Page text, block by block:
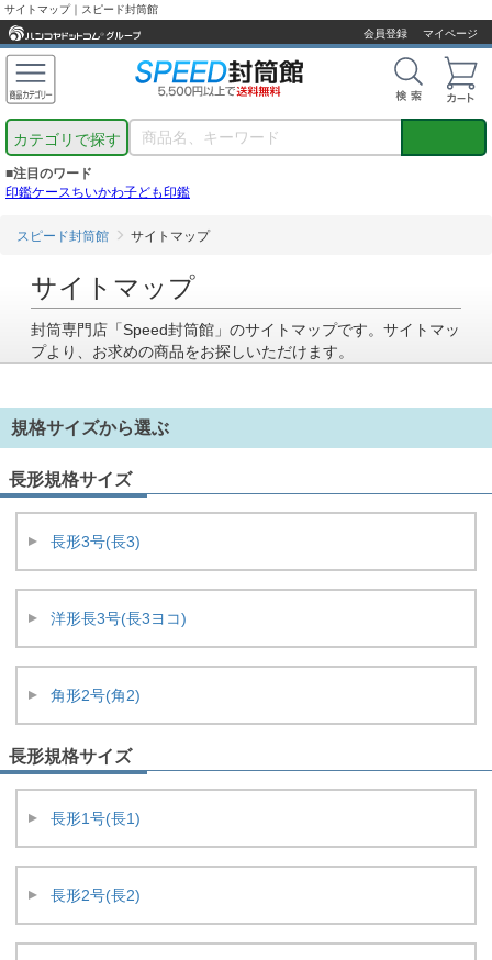
サイトマップ｜スピード封筒館
会員登録
マイページ
カテゴリで探す
■注目のワード
印鑑ケースちいかわ子ども印鑑
スピード封筒館 サイトマップ
サイトマップ
封筒専門店「Speed封筒館」のサイトマップです。サイトマッ
プより、お求めの商品をお探しいただけます。
規格サイズから選ぶ
長形規格サイズ
長形3号(長3)
洋形長3号(長3ヨコ)
角形2号(角2)
長形規格サイズ
長形1号(長1)
長形2号(長2)